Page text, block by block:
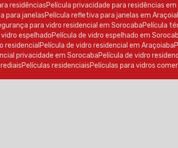
residências Película privacidade para residências
para janelas Película refletiva para janelas em
para vidro residencial em Sorocaba
Película
vidro espelhado Película de vidro espelhado em
residencial Película de vidro residencial em Araçoiaba
privacidade em Sorocaba
Película de vidro
Películas residenciais Películas para vidros